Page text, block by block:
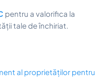
pentru a valorifica la
tale de închiriat.
al proprietăților pentru